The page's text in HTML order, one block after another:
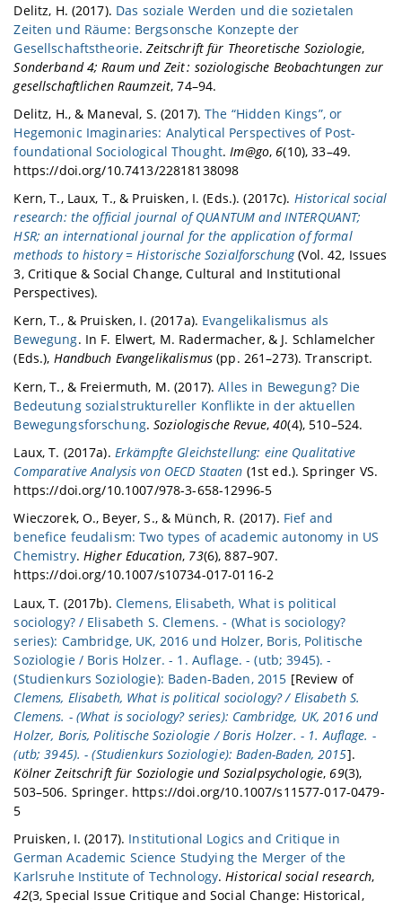
Delitz, H. (2017). Das soziale Werden und die sozietalen
Zeiten und Räume: Bergsonsche Konzepte der
Gesellschaftstheorie.Zeitschrift für Theoretische Soziologie,
Sonderband 4; Raum und Zeit : soziologische Beobachtungen zur
gesellschaftlichen Raumzeit, 74–94.
Delitz, H., & Maneval, S. (2017).The “Hidden Kings”, or
Hegemonic Imaginaries: Analytical Perspectives of Post-
foundational Sociological Thought.Im@go, 6(10), 33–49.
https://doi.org/10.7413/22818138098
Kern, T., Laux, T., & Pruisken, I. (Eds.). (2017c). Historical social
research: the official journal of QUANTUM and INTERQUANT;
HSR; an international journal for the application of formal
methods to history = Historische Sozialforschung(Vol. 42, Issues
3, Critique & Social Change, Cultural and Institutional
Perspectives).
Kern, T., & Pruisken, I. (2017a). Evangelikalismus als
Bewegung. In F. Elwert, M. Radermacher, & J. Schlamelcher
(Eds.), Handbuch Evangelikalismus (pp. 261–273). Transcript.
Kern, T., & Freiermuth, M. (2017).Alles in Bewegung? Die
Bedeutung sozialstruktureller Konflikte in der aktuellen
Bewegungsforschung.Soziologische Revue,40(4), 510–524.
Laux, T. (2017a). Erkämpfte Gleichstellung: eine Qualitative
Comparative Analysis von OECD Staaten (1st ed.). Springer VS.
https://doi.org/10.1007/978-3-658-12996-5
Wieczorek, O., Beyer, S., & Münch, R. (2017). Fief and
benefice feudalism: Two types of academic autonomy in US
Chemistry. Higher Education, 73(6), 887–907.
https://doi.org/10.1007/s10734-017-0116-2
Laux, T. (2017b). Clemens, Elisabeth, What is political
sociology? / Elisabeth S. Clemens. - (What is sociology?
series): Cambridge, UK, 2016 und Holzer, Boris, Politische
Soziologie / Boris Holzer. - 1. Auflage. - (utb; 3945). -
(Studienkurs Soziologie): Baden-Baden, 2015 [Review of
Clemens, Elisabeth, What is political sociology? / Elisabeth S.
Clemens. - (What is sociology? series): Cambridge, UK, 2016 und
Holzer, Boris, Politische Soziologie / Boris Holzer. - 1. Auflage. -
(utb; 3945). - (Studienkurs Soziologie): Baden-Baden, 2015].
Kölner Zeitschrift für Soziologie und Sozialpsychologie, 69(3),
503–506. Springer. https://doi.org/10.1007/s11577-017-0479-
5
Pruisken, I. (2017). Institutional Logics and Critique in
German Academic Science Studying the Merger of the
Karlsruhe Institute of Technology. Historical social research,
42(3, Special Issue Critique and Social Change: Historical,